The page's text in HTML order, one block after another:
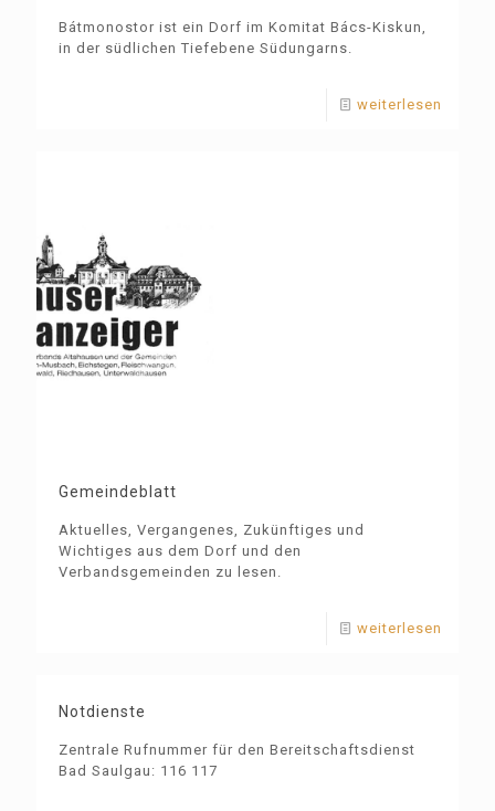
Bátmonostor ist ein Dorf im Komitat Bács-Kiskun,
in der südlichen Tiefebene Südungarns.
weiterlesen
Gemeindeblatt
Aktuelles, Vergangenes, Zukünftiges und
Wichtiges aus dem Dorf und den
Verbandsgemeinden zu lesen.
weiterlesen
Notdienste
Zentrale Rufnummer für den Bereitschaftsdienst
Bad Saulgau: 116 117